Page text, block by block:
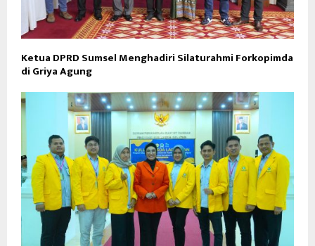
Ketua DPRD Sumsel Menghadiri Silaturahmi Forkopimda
di Griya Agung